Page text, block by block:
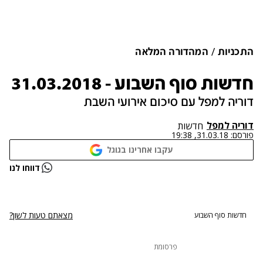
התכניות המהדורה המלאה
חדשות סוף השבוע - 31.03.2018
דוריה למפל עם סיכום אירועי השבת
דוריה למפל חדשות
פורסם: 31.03.18, 19:38
עקבו אחרינו בגוגל
נתקלנו בבעיה דווחו לנו
חדשות סוף השבוע מצאתם טעות לשון?
פרסומת